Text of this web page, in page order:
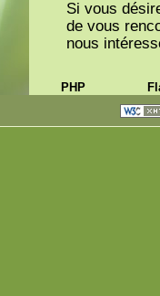
Si vous
de vous
nous
PHP
ActionScript
Javascript